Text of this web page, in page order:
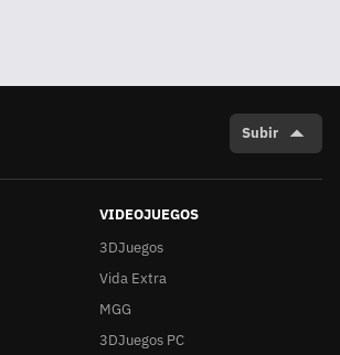
Subir
VIDEOJUEGOS
3DJuegos
Vida Extra
MGG
3DJuegos PC